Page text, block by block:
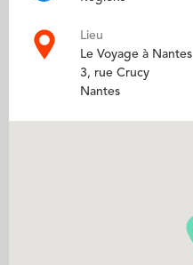
Lieu
Le Voyage à Nantes
3, rue Crucy
Nantes